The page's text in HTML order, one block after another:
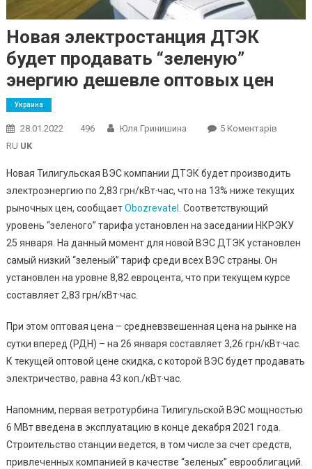
Новая электростанция ДТЭК
будет продавать “зеленую”
энергию дешевле оптовых цен
Украина
28.01.2022 496 Юля Гринишина 5 КоментарівДо
ДТЭК
Будет
RU UK
Новая Тилигульская ВЭС компании ДТЭК будет производить
электроэнергию по 2,83 грн/кВт·час, что на 13% ниже текущих
рыночных цен, сообщаетObozrevatel . Соответствующий
уровень “зеленого” тарифа установлен на заседании НКРЭКУ
25 января. На данный момент для новой ВЭС ДТЭК установлен
самый низкий “зеленый” тариф среди всех ВЭС страны. Он
установлен на уровне 8,82 евроцента, что при текущем курсе
составляет 2,83 грн/кВт·час.
При этом оптовая цена – средневзвешенная цена на рынке на
сутки вперед (РДН) – на 26 января составляет 3,26 грн/кВт·час.
К текущей оптовой цене скидка, с которой ВЭС будет продавать
электричество, равна 43 коп./кВт·час.
Напомним, первая ветротурбина Тилигульской ВЭС мощностью
6 МВт введена в эксплуатацию в конце декабря 2021 года.
Строительство станции ведется, в том числе за счет средств,
привлеченных компанией в качестве “зеленых” еврооблигаций.